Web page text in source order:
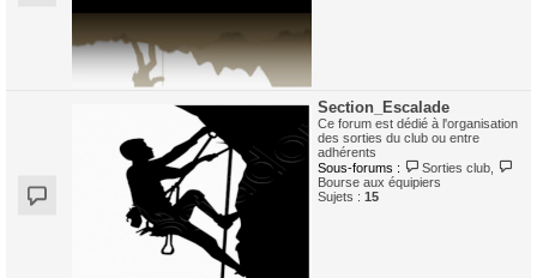
Section_Escalade
Ce forum est dédié à l'organisation
des sorties du club ou entre
adhérents
Sous-forums :
Sorties club
Bourse aux équipiers
Sujets : 15